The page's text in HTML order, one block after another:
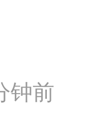
钟前